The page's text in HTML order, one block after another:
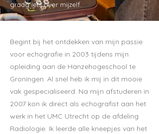
graag iets over mijzelf.
Begint bij het ontdekken van mijn passie
voor echografie in 2003 tijdens mijn
opleiding aan de Hanzehogeschool te
Groningen. Al snel heb ik mij in dit mooie
vak gespecialiseerd. Na mijn afstuderen in
2007 kon ik direct als echografist aan het
werk in het UMC Utrecht op de afdeling
Radiologie. Ik leerde alle kneepjes van het